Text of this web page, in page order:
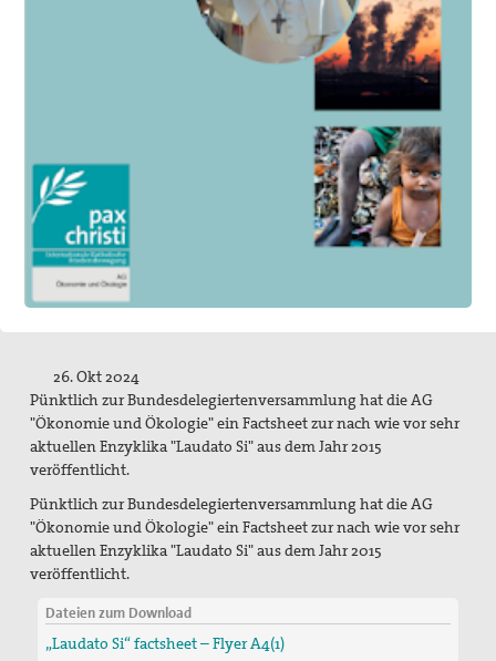
Aktivitäten/ Kampagnen/ Schwerpunkte
Begleitung bei Gewissensfragen zum neuen Wehrdienst,
KDV Beratung
friedens räume
Leitungsteam
Pädagogisches Konzept
Publikationen
Erklärungen
Lobbyarbeit
Spiritualität
26. Okt 2024
Pünktlich zur Bundesdelegiertenversammlung hat die AG
"Ökonomie und Ökologie" ein Factsheet zur nach wie vor sehr
aktuellen Enzyklika "Laudato Si" aus dem Jahr 2015
veröffentlicht.
Pünktlich zur Bundesdelegiertenversammlung hat die AG
"Ökonomie und Ökologie" ein Factsheet zur nach wie vor sehr
aktuellen Enzyklika "Laudato Si" aus dem Jahr 2015
veröffentlicht.
Dateien zum Download
„Laudato Si“ factsheet – Flyer A4(1)